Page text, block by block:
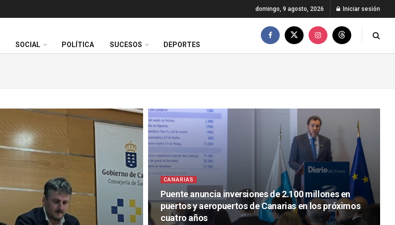
domingo, 9 agosto, 2026 Iniciar sesión
SOCIAL POLÍTICA SUCESOS DEPORTES
CANARIAS
Puente anuncia inversiones de 2.100 millones en
puertos y aeropuertos de Canarias en los próximos
cuatro años